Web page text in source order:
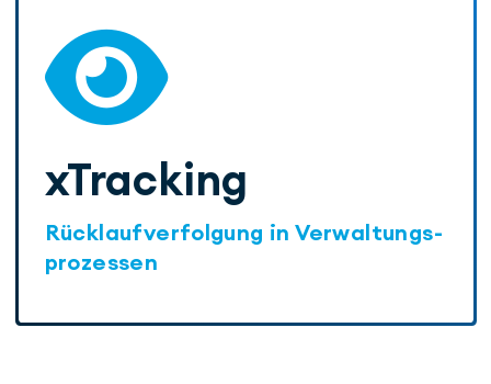
xTracking
Rücklaufverfolgung in Verwaltungs­
prozessen